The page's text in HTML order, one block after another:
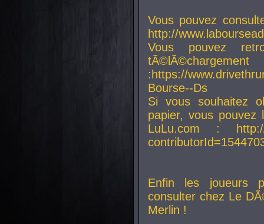
Vous pouvez
http://
Vous pouvez
:https://
Bourse--Ds
Si vous souhaitez
papier, vous
LuLu.com : http://
Enfin les joueurs
consulter chez Le
Merlin !